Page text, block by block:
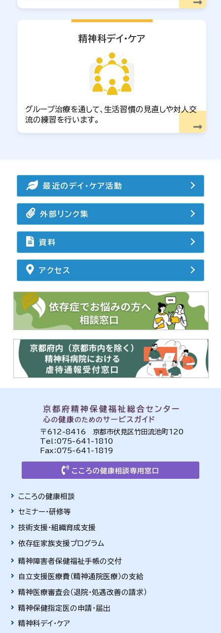
精神科デイ・ケア
グループ治療を通して、生活習慣の見直しや対人交
流の練習を行います。
最近のデイ・ケア活動
外部リンク集
資料
アクセス
〒612-8416 京都市伏見区竹田流池町120
Tel：075-641-1810
Fax：075-641-1819
こころの健康相談専用窓口
こころの健康相談
セミナー・研修等
技術支援・組織育成支援
依存症家族支援プログラム
精神障害者保健福祉手帳の交付
自立支援医療費（精神通院医療）の支給
精神医療審査会（退院・処遇改善の請求）
精神保健指定医の申請・届出
精神科デイ・ケア